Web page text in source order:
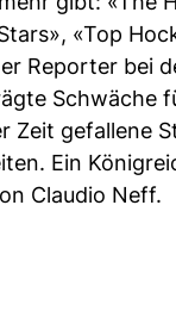
«Top
Reporter bei
Schwäche
Zeit gefallene
Ein
Claudio Neff.